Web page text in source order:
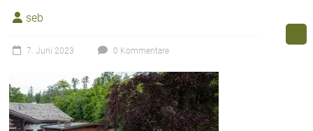
seb
7. Juni 2023 0 Kommentare